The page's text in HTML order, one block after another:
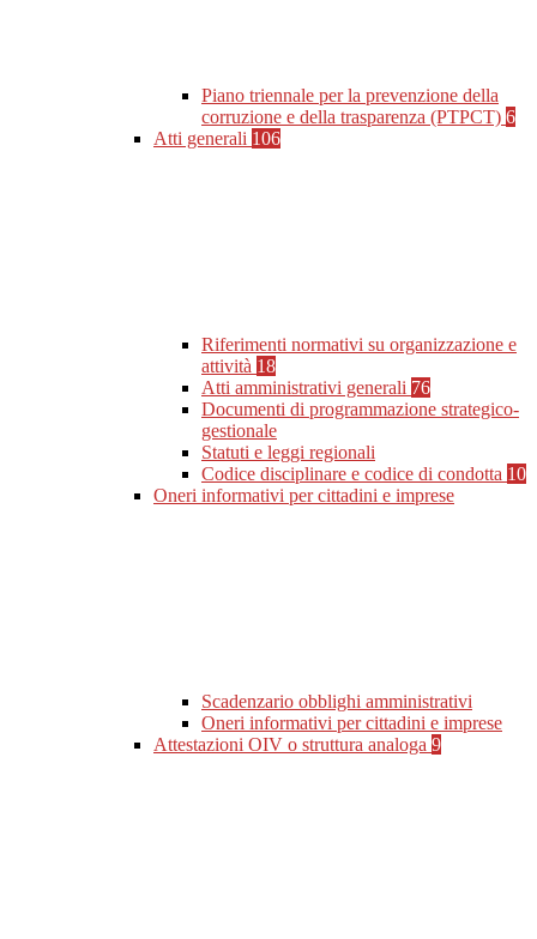
Piano triennale per la prevenzione della
corruzione e della trasparenza (PTPCT) 6
Atti generali 106
Riferimenti normativi su organizzazione e
attività 18
Atti amministrativi generali 76
Documenti di programmazione strategico-
gestionale
Statuti e leggi regionali
Codice disciplinare e codice di condotta 10
Oneri informativi per cittadini e imprese
Scadenzario obblighi amministrativi
Oneri informativi per cittadini e imprese
Attestazioni OIV o struttura analoga 9